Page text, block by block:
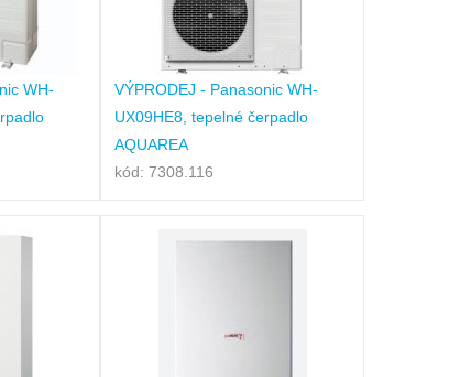
WH-
VÝPRODEJ - Panasonic WH-
UX09HE8, tepelné čerpadlo
AQUAREA
kód: 7308.116